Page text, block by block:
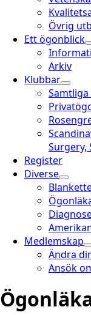
Övrig
Ett ögonblick
Arkiv
Klubbar
Surgery,
Register
Diverse
Medlemskap
Ändra
Ansök